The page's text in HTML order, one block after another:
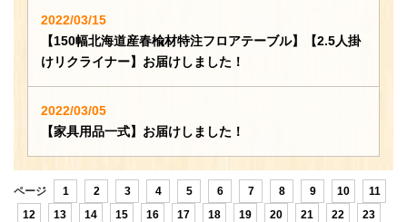
2022/03/15
【150幅北海道産春楡材特注フロアテーブル】【2.5人掛
けリクライナー】お届けしました！
2022/03/05
【家具用品一式】お届けしました！
ページ 1 2 3 4 5 6 7 8 9 10
11
12
13 14 15 16 17 18 19 20 21 22
23